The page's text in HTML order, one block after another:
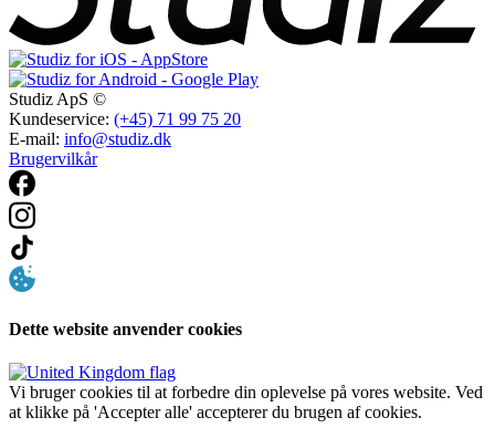
Studiz ApS ©
Kundeservice: (+45) 71 99 75 20
E-mail: info@studiz.dk
Brugervilkår
Dette website anvender cookies
Vi bruger cookies til at forbedre din oplevelse på vores website. Ved
at klikke på 'Accepter alle' accepterer du brugen af cookies.